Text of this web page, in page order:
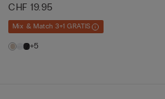
CHF 19.95
Mix & Match 3+1 GRATIS
+5